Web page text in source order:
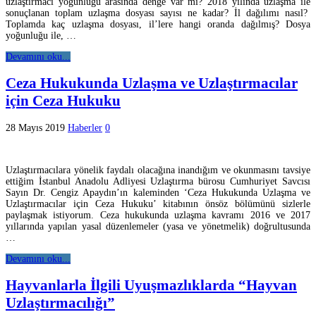
sonuçlanan toplam uzlaşma dosyası sayısı ne kadar? İl dağılımı nasıl?
Toplamda kaç uzlaşma dosyası, il’lere hangi oranda dağılmış? Dosya
yoğunluğu ile, …
Devamını oku...
Ceza Hukukunda Uzlaşma ve Uzlaştırmacılar
için Ceza Hukuku
28 Mayıs 2019 Haberler 0
Uzlaştırmacılara yönelik faydalı olacağına inandığım ve okunmasını tavsiye
ettiğim İstanbul Anadolu Adliyesi Uzlaştırma bürosu Cumhuriyet Savcısı
Sayın Dr. Cengiz Apaydın’ın kaleminden ‘Ceza Hukukunda Uzlaşma ve
Uzlaştırmacılar için Ceza Hukuku’ kitabının önsöz bölümünü sizlerle
paylaşmak istiyorum. Ceza hukukunda uzlaşma kavramı 2016 ve 2017
yıllarında yapılan yasal düzenlemeler (yasa ve yönetmelik) doğrultusunda
Devamını oku...
Hayvanlarla İlgili Uyuşmazlıklarda “Hayvan
Uzlaştırmacılığı”